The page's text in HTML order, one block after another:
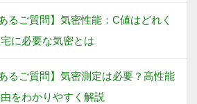
るご質問】気密性能：C値はどれく
に必要な気密とは
あるご質問】気密測定は必要？高性能
をわかりやすく解説